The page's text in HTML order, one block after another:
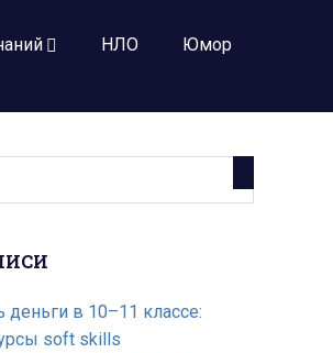
НЛО Юмор
деньги в 10–11 классе:
soft skills